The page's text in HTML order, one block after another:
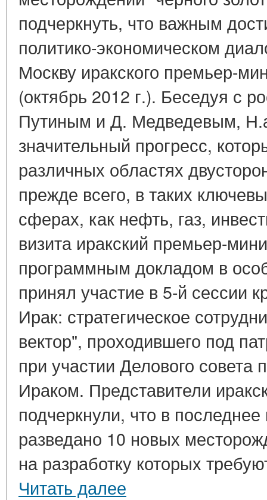
подчеркнуть, что важным
политико-экономическом
Москву иракского премьер-
(октябрь 2012 г.). Беседуя с
Путиным и Д. Медведевым,
значительный прогресс,
различных областях
прежде всего, в таких
сферах, как нефть, газ,
визита иракский премьер-
программным докладом в
принял участие в 5-й сессии
Ирак: стратегическое
вектор", проходившего под
при участии Делового совета
Ираком. Представители
подчеркнули, что в
разведано 10 новых
на разработку которых
Читать далее